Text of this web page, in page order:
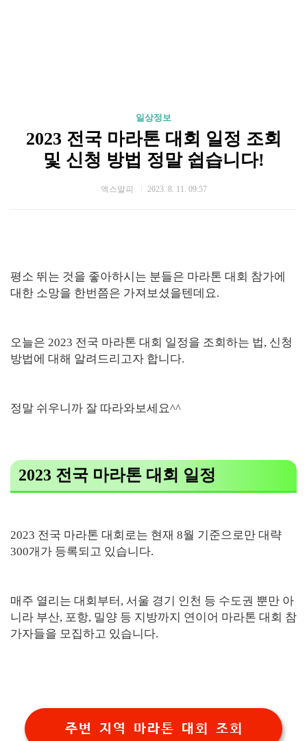
일상정보
2023 전국 마라톤 대회 일정 조회
및 신청 방법 정말 쉽습니다!
엑스말피 2023. 8. 11. 09:57
평소 뛰는 것을 좋아하시는 분들은 마라톤 대회 참가에
대한 소망을 한번쯤은 가져보셨을텐데요.
오늘은 2023 전국 마라톤 대회 일정을 조회하는 법, 신청
방법에 대해 알려드리고자 합니다.
정말 쉬우니까 잘 따라와보세요^^
2023 전국 마라톤 대회 일정
2023 전국 마라톤 대회로는 현재 8월 기준으로만 대략
300개가 등록되고 있습니다.
매주 열리는 대회부터, 서울 경기 인천 등 수도권 뿐만 아
니라 부산, 포항, 밀양 등 지방까지 연이어 마라톤 대회 참
가자들을 모집하고 있습니다.
주변 지역 마라톤 대회 조회